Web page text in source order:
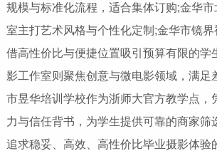
规模与标准化流程，适合集体订购;金华
室主打艺术风格与个性化定制;金华市镜
借高性价比与便捷位置吸引预算有限的学
影工作室则聚焦创意与微电影领域，满足
市昱华培训学校作为浙师大官方教学点，
力与信任背书，为学生提供可靠的商家筛
追求稳妥、高效、高性价比毕业摄影体验